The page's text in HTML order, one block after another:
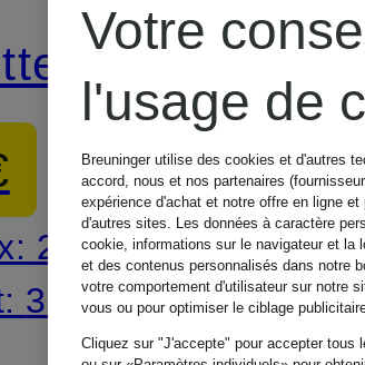
21,24 €
35 €
Votre
l'usage de
Breuninger utilise des cookies et d'autres
accord, nous et nos partenaires
expérience d'achat et notre offre en ligne
d'autres sites. Les données à caractère
cookie, informations sur le navigateur et la
et des contenus personnalisés dans notre
votre comportement d'utilisateur sur notre
vous ou pour optimiser le ciblage
Cliquez sur "J'accepte" pour accepter tous